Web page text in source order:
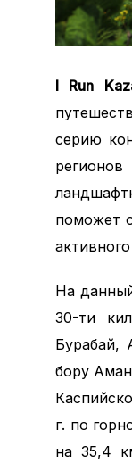
I Run
серию
поможет
На
30-ти
Бурабай,
бору
г. по
на 35,4